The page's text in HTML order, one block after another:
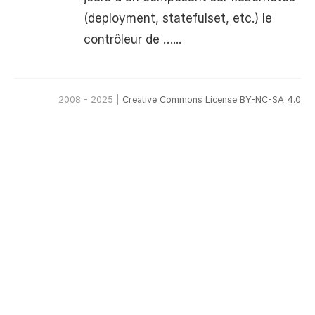
(deployment, statefulset, etc.) le
contrôleur de …...
2008 - 2025 | Creative Commons License BY-NC-SA 4.0